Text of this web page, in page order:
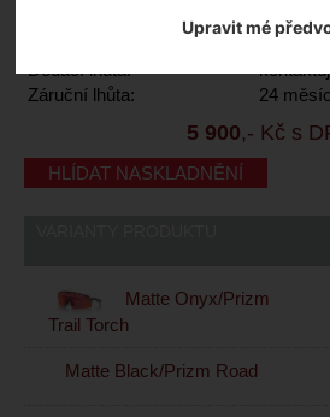
Upravit mé
Ne
Dodací lhůta:
Záruční lhůta:
24
5 900,- Kč s
HLÍDAT NASKLADNĚNÍ
Matte Onyx/Prizm
Trail Torch
Matte Black/Prizm Road